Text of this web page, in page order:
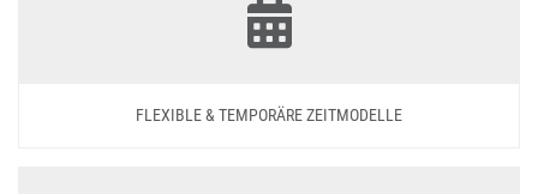
FLEXIBLE & TEMPORÄRE ZEITMODELLE